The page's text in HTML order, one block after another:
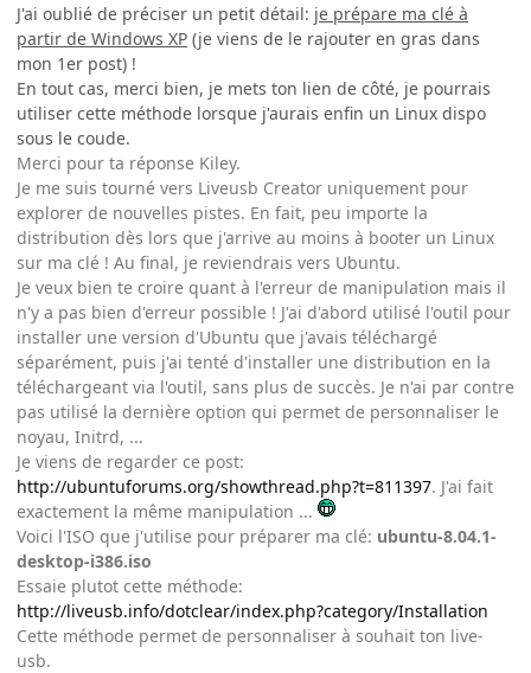
J'ai oublié de préciser un petit détail: je prépare ma clé à
partir de Windows XP (je viens de le rajouter en gras dans
mon 1er post) !
En tout cas, merci bien, je mets ton lien de côté, je pourrais
utiliser cette méthode lorsque j'aurais enfin un Linux dispo
sous le coude.
Merci pour ta réponse Kiley.
Je me suis tourné vers Liveusb Creator uniquement pour
explorer de nouvelles pistes. En fait, peu importe la
distribution dès lors que j'arrive au moins à booter un Linux
sur ma clé ! Au final, je reviendrais vers Ubuntu.
Je veux bien te croire quant à l'erreur de manipulation mais il
n'y a pas bien d'erreur possible ! J'ai d'abord utilisé l'outil pour
installer une version d'Ubuntu que j'avais téléchargé
séparément, puis j'ai tenté d'installer une distribution en la
téléchargeant via l'outil, sans plus de succès. Je n'ai par contre
pas utilisé la dernière option qui permet de personnaliser le
noyau, Initrd, ...
Je viens de regarder ce post:
http://ubuntuforums.org/showthread.php?t=811397. J'ai fait
exactement la même manipulation ...
Voici l'ISO que j'utilise pour préparer ma clé: ubuntu-8.04.1-
desktop-i386.iso
Essaie plutot cette méthode:
http://liveusb.info/dotclear/index.php?category/Installation
Cette méthode permet de personnaliser à souhait ton live-
usb.